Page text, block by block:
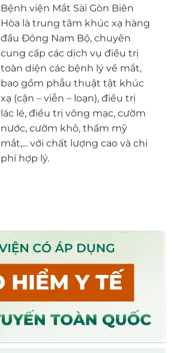
Bệnh viện Mắt Sài Gòn Biên
Hòa là trung tâm khúc xạ hàng
đầu Đông Nam Bộ, chuyên
cung cấp các dịch vụ điều trị
toàn diện các bệnh lý về mắt,
bao gồm phẫu thuật tật khúc
xạ (cận – viễn – loạn), điều trị
lác lé, điều trị võng mạc, cườm
nước, cườm khô, thẩm mỹ
mắt,... với chất lượng cao và chi
phí hợp lý.